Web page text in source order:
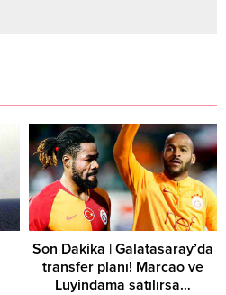
Son Dakika | Galatasaray’da
transfer planı! Marcao ve
Luyindama satılırsa…